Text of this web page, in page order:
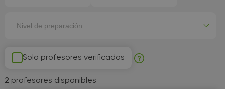
Solo profesores verificados
2 profesores disponibles
Nivel de preparación